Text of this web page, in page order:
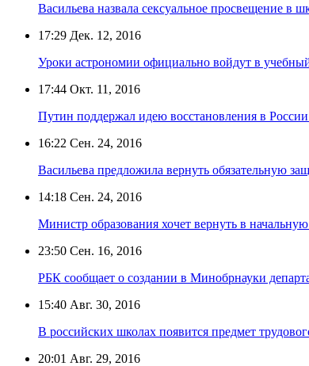
Васильева назвала сексуальное просвещение в
17:29 Дек. 12, 2016
Уроки астрономии официально войдут в
17:44 Окт. 11, 2016
Путин поддержал идею восстановления в
16:22 Сен. 24, 2016
Васильева предложила вернуть обязательную
14:18 Сен. 24, 2016
Министр образования хочет вернуть в
23:50 Сен. 16, 2016
РБК сообщает о создании в Минобрнауки
15:40 Авг. 30, 2016
В российских школах появится предмет
20:01 Авг. 29, 2016